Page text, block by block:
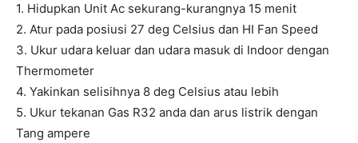
1. Hidupkan Unit Ac sekurang-kurangnya 15 menit
2. Atur pada posiusi 27 deg Celsius dan HI Fan Speed
3. Ukur udara keluar dan udara masuk di Indoor dengan
Thermometer
4. Yakinkan selisihnya 8 deg Celsius atau lebih
5. Ukur tekanan Gas R32 anda dan arus listrik dengan
Tang ampere